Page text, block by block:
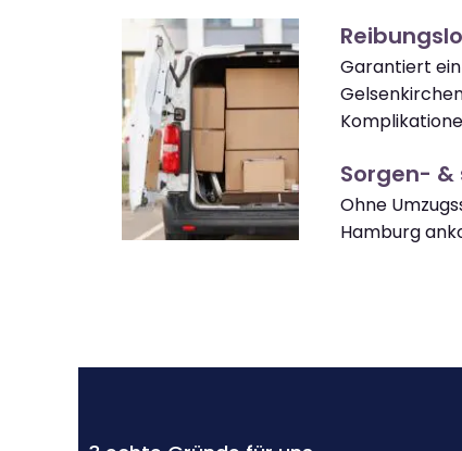
Garantiert
Sorgen-
Ohne
Hamburg